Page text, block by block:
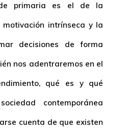
primaria es el de la
intrínseca y la
decisiones de forma
nos adentraremos en el
qué es y qué
contemporánea
cuenta de que existen